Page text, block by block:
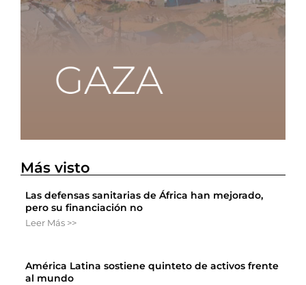
Más visto
Las defensas sanitarias de África han mejorado,
pero su financiación no
Leer Más >>
América Latina sostiene quinteto de activos frente
al mundo